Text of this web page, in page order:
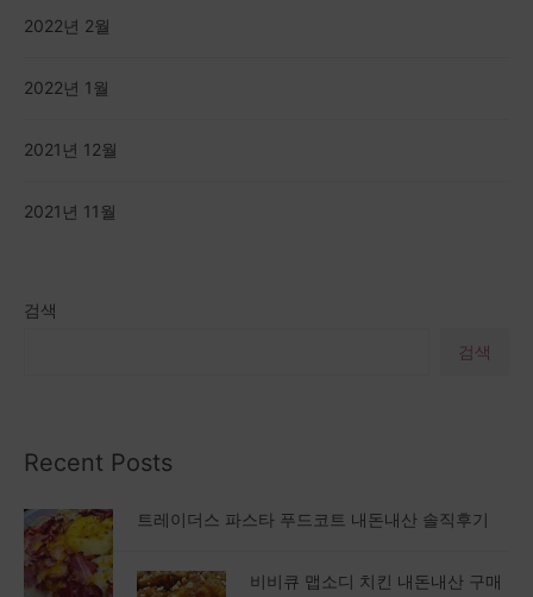
검색
검색
Recent Posts
트레이더스 파스타 푸드코트 내돈내산 솔직후기
비비큐 맵소디 치킨 내돈내산 구매
2022년 2월
2022년 1월
2021년 12월
2021년 11월